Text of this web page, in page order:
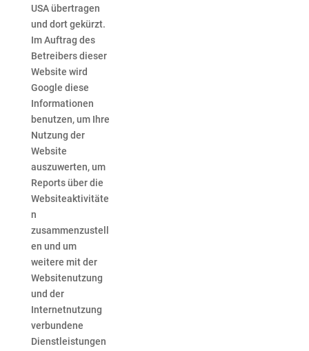
USA übertragen
und dort gekürzt.
Im Auftrag des
Betreibers dieser
Website wird
Google diese
Informationen
benutzen, um Ihre
Nutzung der
Website
auszuwerten, um
Reports über die
Websiteaktivitäte
n
zusammenzustell
en und um
weitere mit der
Websitenutzung
und der
Internetnutzung
verbundene
Dienstleistungen